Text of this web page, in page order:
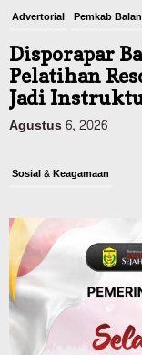
Advertorial Pemkab
Disporapar
Pelatihan
Jadi
Agustus 6, 2026
Sosial & Keagamaan
Didampingi
Sebagian
Agustus 6, 2026
Dinas PUPR Kalsel